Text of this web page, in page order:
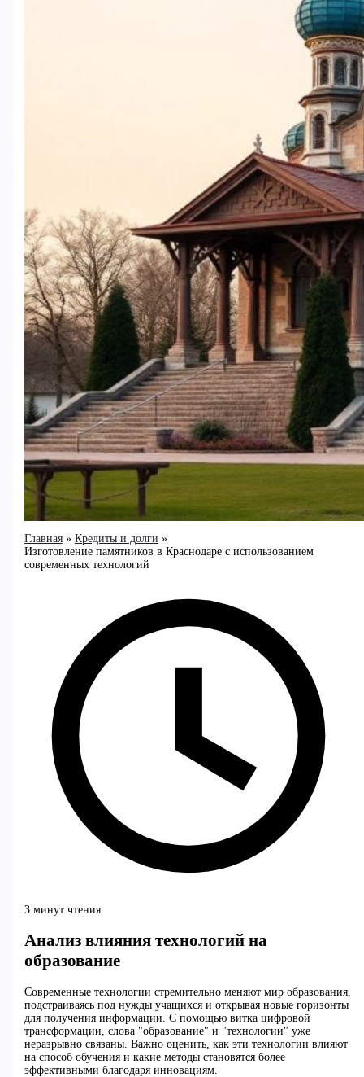
Главная
Кредиты и долги
Изготовление памятников в Краснодаре с использованием
современных технологий
3 минут чтения
Анализ влияния технологий на
образование
Современные технологии стремительно меняют мир образования,
подстраиваясь под нужды учащихся и открывая новые горизонты
для получения информации. С помощью витка цифровой
трансформации, слова "образование" и "технологии" уже
неразрывно связаны. Важно оценить, как эти технологии влияют
на способ обучения и какие методы становятся более
эффективными благодаря инновациям.